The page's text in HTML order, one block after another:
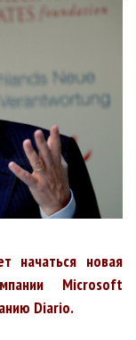
начаться новая
Microsoft
Diario.